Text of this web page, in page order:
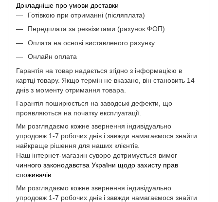
Докладніше про умови доставки
Готівкою при отриманні (післяплата)
Передплата за реквізитами (рахунок ФОП)
Оплата на основі виставленого рахунку
Онлайн оплата
Гарантія на товар надається згідно з інформацією в
картці товару. Якщо термін не вказано, він становить 14
днів з моменту отримання товара.
Гарантія поширюється на заводські дефекти, що
проявляються на початку експлуатації.
Ми розглядаємо кожне звернення індивідуально
упродовж 1-7 робочих днів і завжди намагаємося знайти
найкраще рішення для наших клієнтів.
Наш інтернет-магазин суворо дотримується вимог
чинного законодавства України щодо захисту прав
споживачів
Ми розглядаємо кожне звернення індивідуально
упродовж 1-7 робочих днів і завжди намагаємося знайти